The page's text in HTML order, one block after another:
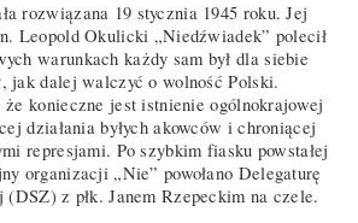
rozwiązana 19 stycznia 1945 roku. Jej
Leopold Okulicki „Niedźwiadek” polecił
warunkach każdy sam był dla siebie
jak dalej walczyć o wolność Polski.
że konieczne jest istnienie ogólnokrajowej
działania byłych akowców i chroniącej
represjami. Po szybkim fiasku powstałej
organizacji „Nie” powołano Delegaturę
(DSZ) z płk. Janem Rzepeckim na czele.